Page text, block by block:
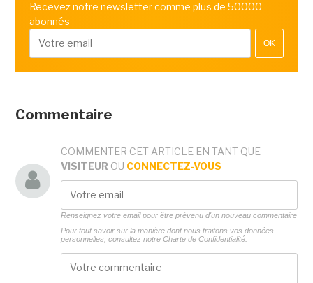
Recevez notre newsletter comme plus de 50000
abonnés
OK
Commentaire
COMMENTER CET ARTICLE EN TANT QUE
VISITEUR OU CONNECTEZ-VOUS
Renseignez votre email pour être prévenu d'un nouveau commentaire
Pour tout savoir sur la manière dont nous traitons vos données
personnelles, consultez notre Charte de Confidentialité.